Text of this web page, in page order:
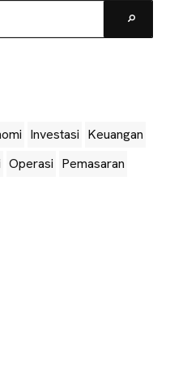
Investasi Keuangan
Operasi Pemasaran